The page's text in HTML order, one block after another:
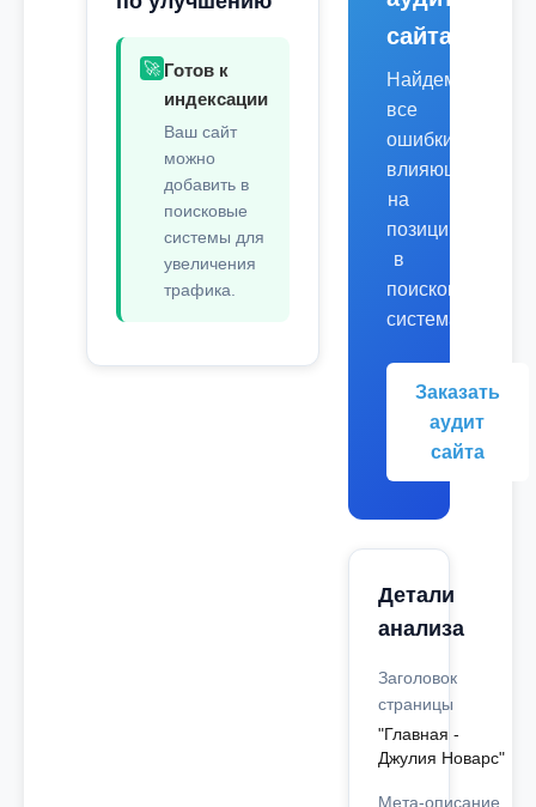
🚀 Готов к
индексации
Ваш сайт
можно
добавить в
поисковые
системы для
увеличения
трафика.
сайта
Найдем
все
ошибки,
влияющие
на
позиции
в
поисковых
системах.
Заказать
аудит
сайта
Детали
анализа
Заголовок
страницы
"Главная -
Джулия Новарс"
Мета-описание